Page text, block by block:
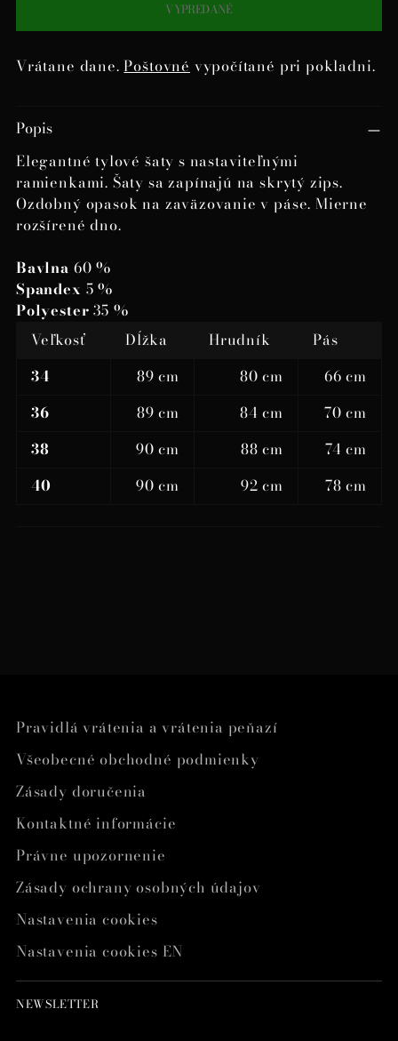
VYPREDANÉ
Vrátane dane.Poštovnévypočítané pri pokladni.
produktu
do
košíka
Popis
Elegantné tylové šaty s nastaviteľnými
ramienkami. Šaty sa zapínajú na skrytý zips.
Ozdobný opasok na zaväzovanie v páse. Mierne
rozšírené dno.
Bavlna60 %
Spandex 5 %
Polyester 35 %
Veľkosť
Dĺžka Hrudník
Pás
34
89 cm 80 cm
66 cm
36
89 cm 84 cm
70 cm
38
90 cm 88 cm
74 cm
40
90 cm 92 cm 78 cm
Pravidlá vrátenia a vrátenia peňazí
Všeobecné obchodné podmienky
Zásady doručenia
Kontaktné informácie
Právne upozornenie
Zásady ochrany osobných údajov
Nastavenia cookies
Nastavenia cookies EN
NEWSLETTER